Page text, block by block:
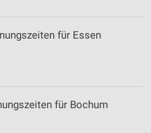
für Essen
für Bochum